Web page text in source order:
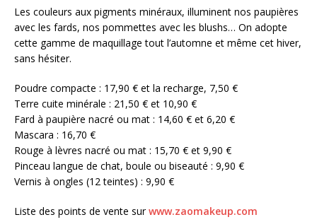
Les couleurs aux pigments minéraux, illuminent nos paupières
avec les fards, nos pommettes avec les blushs… On adopte
cette gamme de maquillage tout l’automne et même cet hiver,
sans hésiter.
Poudre compacte : 17,90 € et la recharge, 7,50 €
Terre cuite minérale : 21,50 € et 10,90 €
Fard à paupière nacré ou mat : 14,60 € et 6,20 €
Mascara : 16,70 €
Rouge à lèvres nacré ou mat : 15,70 € et 9,90 €
Pinceau langue de chat, boule ou biseauté : 9,90 €
Vernis à ongles (12 teintes) : 9,90 €
Liste des points de vente surwww.zaomakeup.com